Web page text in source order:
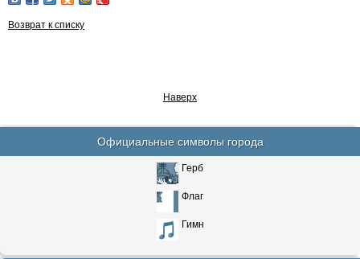
Возврат к списку
Наверх
Официальные символы города
Герб
Флаг
Гимн